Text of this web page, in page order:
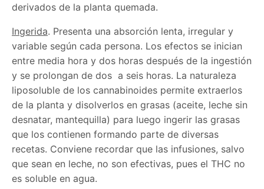
derivados de la planta quemada.
Ingerida. Presenta una absorción lenta, irregular y
variable según cada persona. Los efectos se inician
entre media hora y dos horas después de la ingestión
y se prolongan de dos a seis horas. La naturaleza
liposoluble de los cannabinoides permite extraerlos
de la planta y disolverlos en grasas (aceite, leche sin
desnatar, mantequilla) para luego ingerir las grasas
que los contienen formando parte de diversas
recetas. Conviene recordar que las infusiones, salvo
que sean en leche, no son efectivas, pues el THC no
es soluble en agua.